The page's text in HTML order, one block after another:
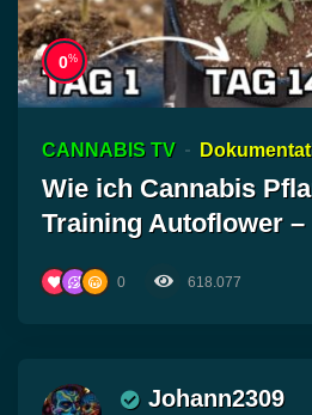
0%
CANNABIS TV
Wie ich Cannabis
Training Autoflower
0 618.077
Johann2309